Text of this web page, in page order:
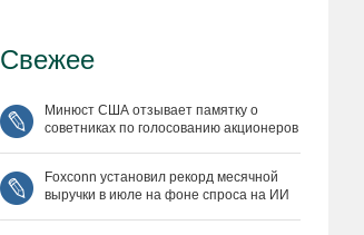
Свежее
Минюст США отзывает памятку о
советниках по голосованию акционеров
Foxconn установил рекорд месячной
выручки в июле на фоне спроса на ИИ